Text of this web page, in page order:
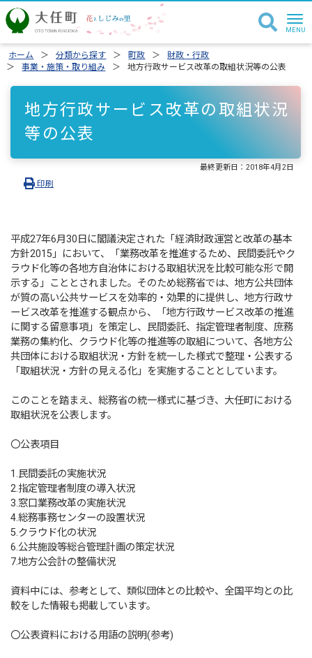
ホーム 分類から探す 町政
財政・行政
事業・施策・取り組み
地方行政サービス改革の取組状況等の公表
地方行政サービス改革の取組状況
等の公表
最終更新日：2018年4月2日
印刷
平成27年6月30日に閣議決定された「経済財政運営と改革の基本
方針2015」において、「業務改革を推進するため、民間委託やク
ラウド化等の各地方自治体における取組状況を比較可能な形で開
示する」こととされました。そのため総務省では、地方公共団体
が質の高い公共サービスを効率的・効果的に提供し、地方行政サ
ービス改革を推進する観点から、「地方行政サービス改革の推進
に関する留意事項」を策定し、民間委託、指定管理者制度、庶務
業務の集約化、クラウド化等の推進等の取組について、各地方公
共団体における取組状況・方針を統一した様式で整理・公表する
「取組状況・方針の見える化」を実施することとしています。
このことを踏まえ、総務省の統一様式に基づき、大任町における
取組状況を公表します。
〇公表項目
1.民間委託の実施状況
2.指定管理者制度の導入状況
3.窓口業務改革の実施状況
4.総務事務センターの設置状況
5.クラウド化の状況
6.公共施設等総合管理計画の策定状況
7.地方公会計の整備状況
資料中には、参考として、類似団体との比較や、全国平均との比
較をした情報も掲載しています。
〇公表資料における用語の説明(参考)